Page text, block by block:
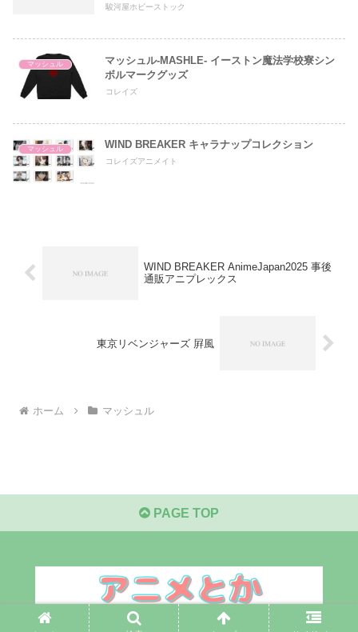
駿河屋ホビーストック
マッシュル
マッシュル-MASHLE- イーストン魔法学校寮シン
ボルマークグッズ
コレイズ
マッシュル WIND BREAKER キャラナップコレクション
コレイズアニメイト
WIND BREAKER AnimeJapan2025 事後
通販アニプレックス
東京リベンジャーズ 屛風
ホーム マッシュル
PAGE TOP
© 2021 アニメとか.